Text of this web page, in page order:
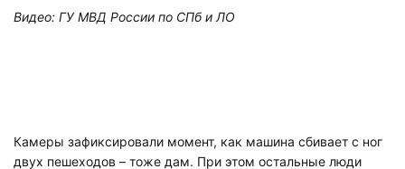
Видео: ГУ МВД России по СПб и ЛО
Камеры зафиксировали момент, как машина сбивает с ног
двух пешеходов – тоже дам. При этом остальные люди